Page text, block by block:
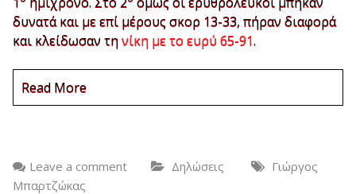
δυνατά και με επί μέρους σκορ 13-33, πήραν διαφορά
και κλείδωσαν τηνίκη με το ευρύ 65-91.
Read More
Leave a comment Δηλώσεις
Γιώργος
Μπαρτζώκας